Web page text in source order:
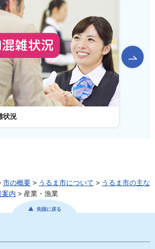
スライドを表示
状況
市の概要 > うるま市について > うるま市の主な
案内 > 産業・漁業
先頭に戻る